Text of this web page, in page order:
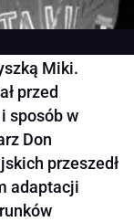
Miki.
przed
sposób w
Don
przeszedł
adaptacji